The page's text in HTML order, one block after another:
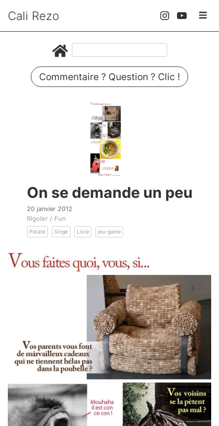
Cali Rezo
Commentaire ? Question ? Clic !
On se demande un peu
20 janvier 2012
Rigoler / Fun
Patate Singe Liste jeu-game